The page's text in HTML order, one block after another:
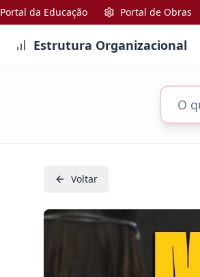
Portal da Educação Portal de Obras
Estrutura Organizacional
Voltar